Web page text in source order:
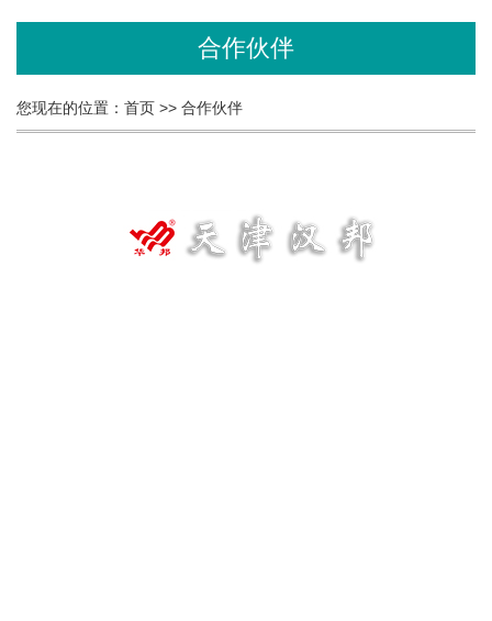
合作伙伴
您现在的位置： 首页 >> 合作伙伴